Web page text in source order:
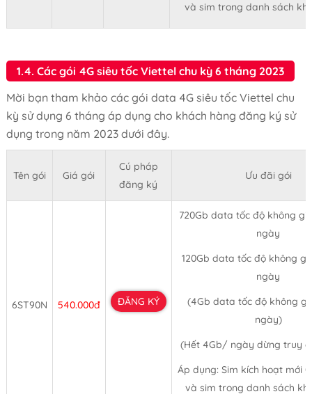
và sim trong danh sách
1.4. Các gói 4G siêu tốc Viettel chu kỳ 6 tháng 2023
Mời bạn tham khảo các gói data 4G siêu tốc Viettel chu
kỳ sử dụng 6 tháng áp dụng cho khách hàng đăng ký sử
dụng trong năm 2023 dưới đây.
Tên gói Giá gói
Cú pháp
đăng ký
Ưu đãi gói
6ST90N 540.000đ ĐĂNG KÝ
720Gb data tốc độ không
ngày
120Gb data tốc độ không
ngày
(4Gb data tốc độ không
ngày)
(Hết 4Gb/ ngày dừng truy
Áp dụng: Sim kích hoạt mới
và sim trong danh sách